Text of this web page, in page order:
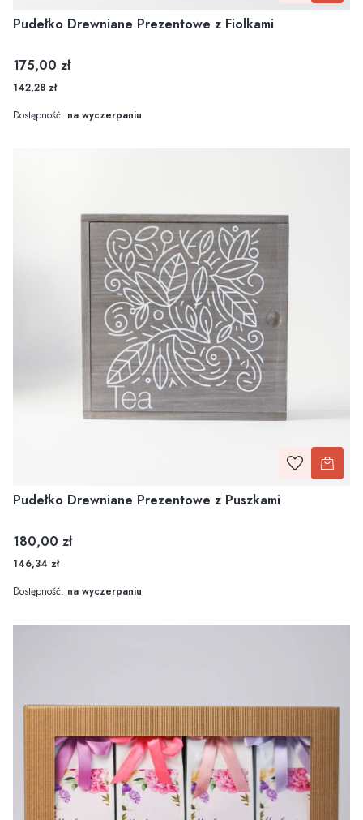
Pudełko Drewniane Prezentowe z Fiolkami
Cena
175,00 zł
142,28 zł
Dostępność: na wyczerpaniu
Pudełko Drewniane Prezentowe z Puszkami
Cena
180,00 zł
146,34 zł
Dostępność: na wyczerpaniu